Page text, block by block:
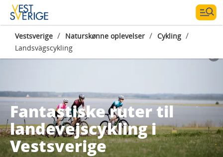
Vestsverige / Naturskønne oplevelser / Cykling /
Landsvägscykling
Fantastiske ruter til
landevejscykling i
Vestsverige